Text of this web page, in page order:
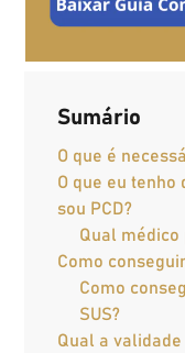
Sumário
O que é
O que eu
sou PCD?
Qual médico
Como
Como
SUS?
Qual a validade